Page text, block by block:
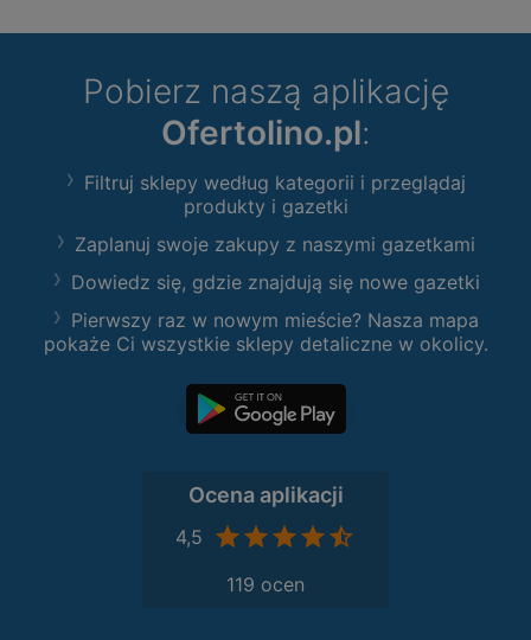
Pobierz naszą aplikację
Ofertolino.pl:
Filtruj sklepy według kategorii i przeglądaj
produkty i gazetki
Zaplanuj swoje zakupy z naszymi gazetkami
Dowiedz się, gdzie znajdują się nowe gazetki
Pierwszy raz w nowym mieście? Nasza mapa
pokaże Ci wszystkie sklepy detaliczne w okolicy.
Ocena aplikacji
4,5
119 ocen